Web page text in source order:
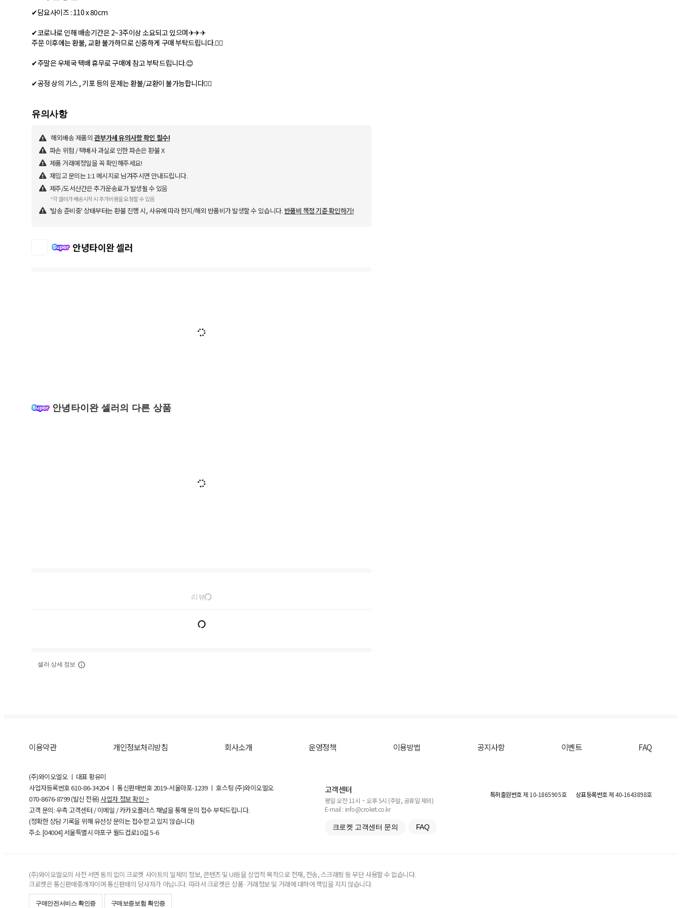
✔담요사이즈 : 110 x 80cm
✔코로나로 인해 배송기간은 2~3주이상 소요되고 있으며✈✈✈
주문 이후에는 환불, 교환 불가하므로 신중하게 구매 부탁드립니다.🙅‍♀
✔주말은 우체국 택배 휴무로 구매에 참고 부탁드립니다.😊
✔공정 상의 기스 , 기포 등의 문제는 환불/교환이 불가능합니다🙅‍♀
유의사항
해외배송 제품의 관부가세 유의사항 확인 필수!
파손 위험 / 택배사 과실로 인한 파손은 환불 X
제품 거래예정일을 꼭 확인해주세요!
재입고 문의는 1:1 메시지로 남겨주시면 안내드립니다.
제주/도서산간은 추가운송료가 발생될 수 있음
*각 셀러가 배송시작 시 추가비용을 요청할 수 있음
'발송 준비중' 상태부터는 환불 진행 시, 사유에 따라 현지/해외 반품비가 발생할 수 있습니다. 반품비 책정 기준 확인하기!
안녕타이완 셀러
안녕타이완 셀러의 다른 상품
리뷰
셀러 상세 정보
이용약관 개인정보처리방침 회사소개 운영정책 이용방법 공지사항 이벤트 FAQ
(주)와이오엘오 ㅣ 대표 황유미
사업자등록번호610-86-34204ㅣ 통신판매번호 2019-서울마포-1239 ㅣ 호스팅 (주)와이오엘오
070-8676-8799 (발신 전용) 사업자 정보 확인 >
고객 문의: 우측 고객센터 / 이메일 / 카카오플러스 채널을 통해 문의 접수 부탁드립니다.
(정확한 상담 기록을 위해 유선상 문의는 접수받고 있지 않습니다)
주소 [04004] 서울특별시 마포구 월드컵로10길5-6
고객센터
평일 오전 11시 ~ 오후 5시 (주말, 공휴일 제외)
E-mail : info@croket.co.kr
크로켓 고객센터 문의 FAQ
특허출원번호제 10-1865905호 상표등록번호제 40-1643898호
(주)와이오엘오의 사전 서면 동의 없이 크로켓 사이트의 일체의 정보, 콘텐츠 및 UI등을 상업적 목적으로 전재, 전송, 스크래핑 등 무단 사용할 수 없습니다.
크로켓은 통신판매중개자이며 통신판매의 당사자가 아닙니다. 따라서 크로켓은 상품·거래정보 및 거래에 대하여 책임을 지지 않습니다.
구매안전서비스 확인증 구매보증보험 확인증